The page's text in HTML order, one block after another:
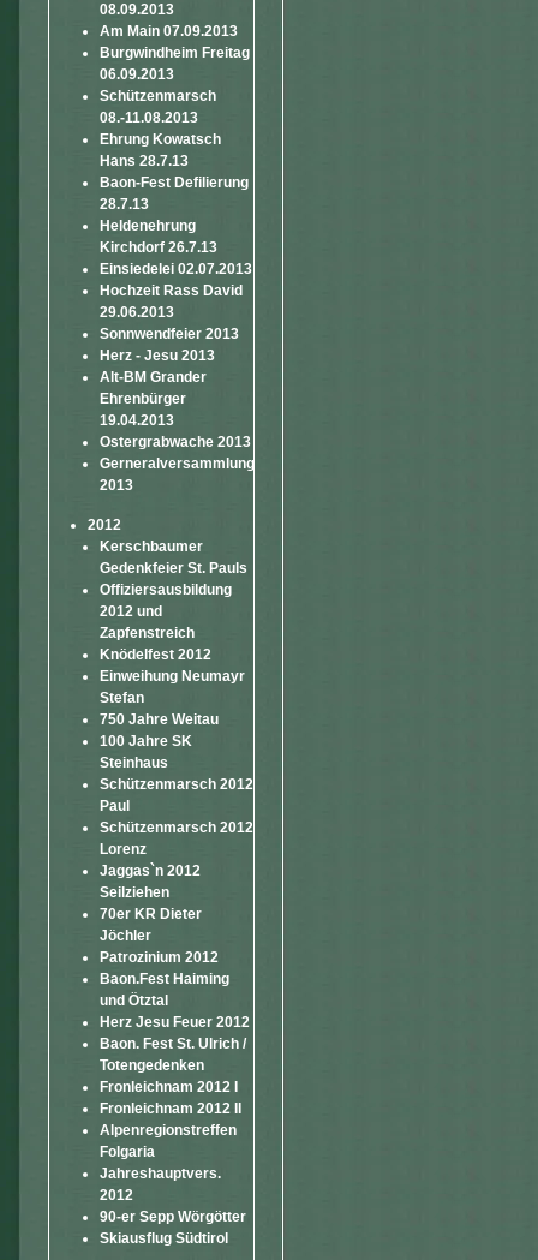
08.09.2013
Am Main 07.09.2013
Burgwindheim Freitag
06.09.2013
Schützenmarsch
08.-11.08.2013
Ehrung Kowatsch
Hans 28.7.13
Baon-Fest Defilierung
28.7.13
Heldenehrung
Kirchdorf 26.7.13
Einsiedelei 02.07.2013
Hochzeit Rass David
29.06.2013
Sonnwendfeier 2013
Herz - Jesu 2013
Alt-BM Grander
Ehrenbürger
19.04.2013
Ostergrabwache 2013
Gerneralversammlung
2013
2012
Kerschbaumer
Gedenkfeier St. Pauls
Offiziersausbildung
2012 und
Zapfenstreich
Knödelfest 2012
Einweihung Neumayr
Stefan
750 Jahre Weitau
100 Jahre SK
Steinhaus
Schützenmarsch 2012
Paul
Schützenmarsch 2012
Lorenz
Jaggas`n 2012
Seilziehen
70er KR Dieter
Jöchler
Patrozinium 2012
Baon.Fest Haiming
und Ötztal
Herz Jesu Feuer 2012
Baon. Fest St. Ulrich /
Totengedenken
Fronleichnam 2012 I
Fronleichnam 2012 II
Alpenregionstreffen
Folgaria
Jahreshauptvers.
2012
90-er Sepp Wörgötter
Skiausflug Südtirol